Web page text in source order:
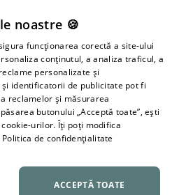
magazin
© 2026Joybex.ro
noastre 🍪
funcționarea corectă a site-ului
conținutul, a analiza traficul, a
personalizate și
identificatorii de publicitate pot fi
reclamelor și măsurarea
butonului „Acceptă toate”, ești
urilor. Îți poți modifica
Politica de confidențialitate
ACCEPTĂ TOATE